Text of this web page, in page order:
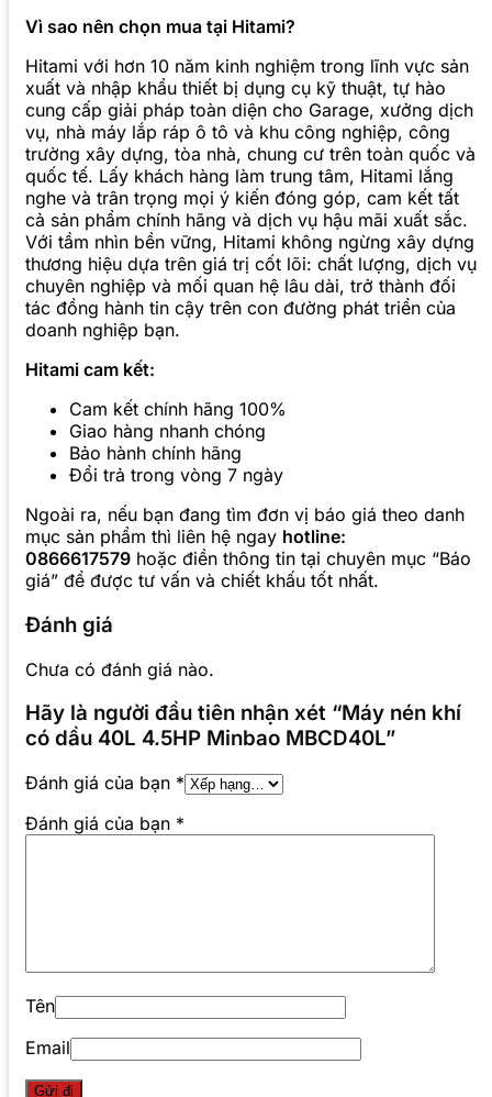
Vì sao nên chọn mua tại Hitami?
Hitami với hơn 10 năm kinh nghiệm trong lĩnh vực sản
xuất và nhập khẩu thiết bị dụng cụ kỹ thuật, tự hào
cung cấp giải pháp toàn diện cho Garage, xưởng dịch
vụ, nhà máy lắp ráp ô tô và khu công nghiệp, công
trường xây dựng, tòa nhà, chung cư trên toàn quốc và
quốc tế. Lấy khách hàng làm trung tâm, Hitami lắng
nghe và trân trọng mọi ý kiến đóng góp, cam kết tất
cả sản phẩm chính hãng và dịch vụ hậu mãi xuất sắc.
Với tầm nhìn bền vững, Hitami không ngừng xây dựng
thương hiệu dựa trên giá trị cốt lõi: chất lượng, dịch vụ
chuyên nghiệp và mối quan hệ lâu dài, trở thành đối
tác đồng hành tin cậy trên con đường phát triển của
doanh nghiệp bạn.
Hitami cam kết:
Cam kết chính hãng 100%
Giao hàng nhanh chóng
Bảo hành chính hãng
Đổi trả trong vòng 7 ngày
Ngoài ra, nếu bạn đang tìm đơn vị báo giá theo danh
mục sản phẩm thì liên hệ ngay hotline:
0866617579 hoặc điền thông tin tại chuyên mục “Báo
giá” để được tư vấn và chiết khấu tốt nhất.
Đánh giá
Chưa có đánh giá nào.
Hãy là người đầu tiên nhận xét “Máy nén khí
có dầu 40L 4.5HP Minbao MBCD40L”
Đánh giá của bạn *
Đánh giá của bạn *
Tên
Email